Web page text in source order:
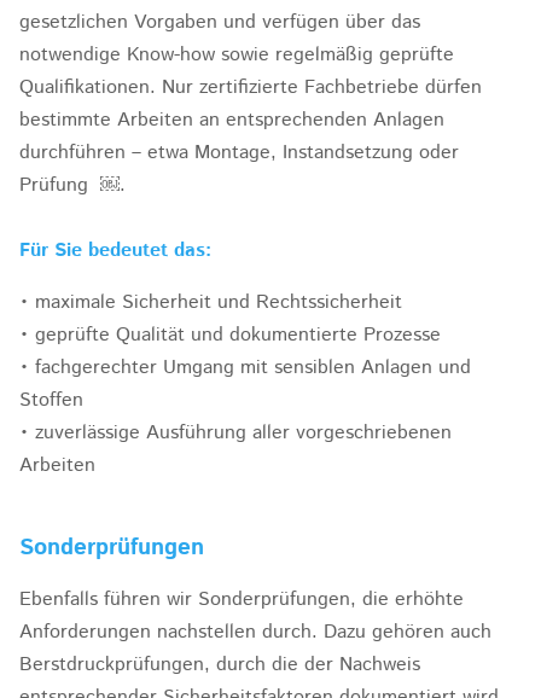
gesetzlichen Vorgaben und verfügen über das
notwendige Know-how sowie regelmäßig geprüfte
Qualifikationen. Nur zertifizierte Fachbetriebe dürfen
bestimmte Arbeiten an entsprechenden Anlagen
durchführen – etwa Montage, Instandsetzung oder
Prüfung ￼.
Für Sie bedeutet das:
• maximale Sicherheit und Rechtssicherheit
• geprüfte Qualität und dokumentierte Prozesse
• fachgerechter Umgang mit sensiblen Anlagen und
Stoffen
• zuverlässige Ausführung aller vorgeschriebenen
Arbeiten
Sonderprüfungen
Ebenfalls führen wir Sonderprüfungen, die erhöhte
Anforderungen nachstellen durch. Dazu gehören auch
Berstdruckprüfungen, durch die der Nachweis